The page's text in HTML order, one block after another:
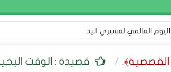
قصيدة : الوقت